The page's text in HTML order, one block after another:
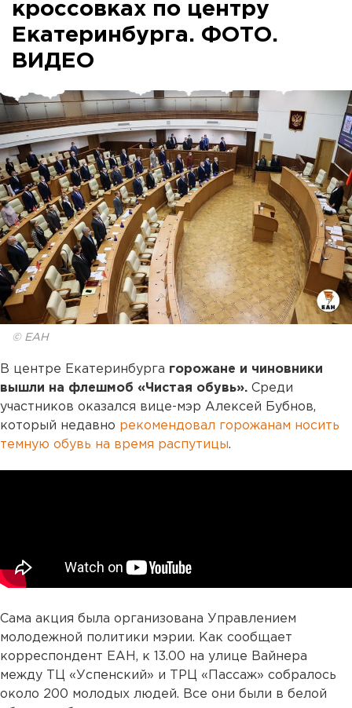
кроссовках по центру
Екатеринбурга. ФОТО.
ВИДЕО
© ЕАН
В центре Екатеринбурга горожане и чиновники
вышли на флешмоб «Чистая обувь». Среди
участников оказался вице-мэр Алексей Бубнов,
который недавно рекомендовал горожанам носить
темную обувь на время распутицы.
Сама акция была организована Управлением
молодежной политики мэрии. Как сообщает
корреспондент ЕАН, к 13.00 на улице Вайнера
между ТЦ «Успенский» и ТРЦ «Пассаж» собралось
около 200 молодых людей. Все они были в белой